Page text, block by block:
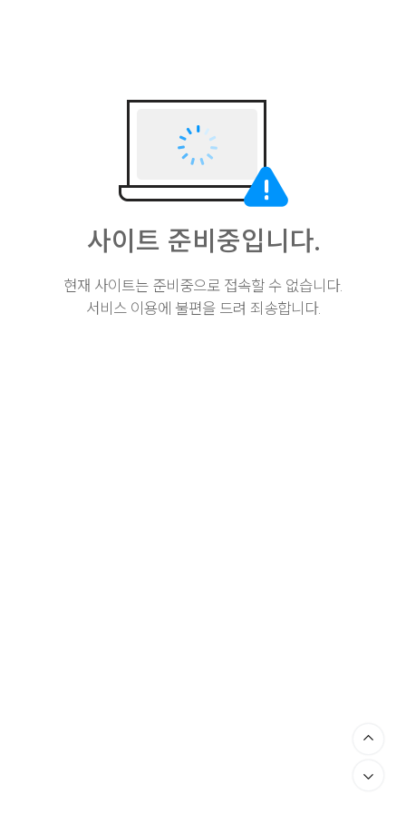
사이트 준비중입니다.
현재 사이트는 준비중으로 접속할 수 없습니다.
서비스 이용에 불편을 드려 죄송합니다.